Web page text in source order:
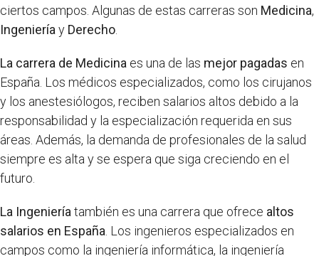
ciertos campos. Algunas de estas carreras son Medicina,
Ingenieríay Derecho.
La carrera de Medicina es una de las mejor pagadas en
España. Los médicos especializados, como los cirujanos
y los anestesiólogos, reciben salarios altos debido a la
responsabilidad y la especialización requerida en sus
áreas. Además, la demanda de profesionales de la salud
siempre es alta y se espera que siga creciendo en el
futuro.
La Ingenieríatambién es una carrera que ofrece altos
salarios en España. Los ingenieros especializados en
campos como la ingeniería informática, la ingeniería